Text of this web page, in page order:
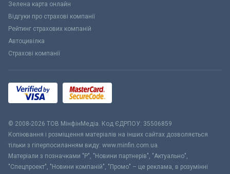
Зелена карта онлайн
Відгуки про страхові компанії
Рейтинг страхових компаній
Автоцивілка
Страхові компанії
© 2008-2026 ТОВ МiнфiнМедiа. Код ЄДРПОУ: 35506859
Копіювання і розміщення матеріалів на інших сайтах дозволяється
тільки з гіперпосиланням виду: www.minfin.com.ua
Матеріали з позначками "Р", "Новини партнерів", "Актуально",
"Спецпроект", "Новини компаній", "Промо" – це реклама, в розумінні